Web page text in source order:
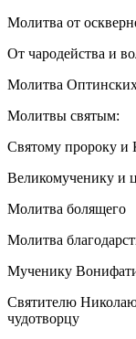
Молитва от
От чародейства и
Молитва Оптинских
Молитвы святым:
Святому пророку и
Великомученику и
Молитва болящего
Молитва
Мученику
Святителю
чудотворцу